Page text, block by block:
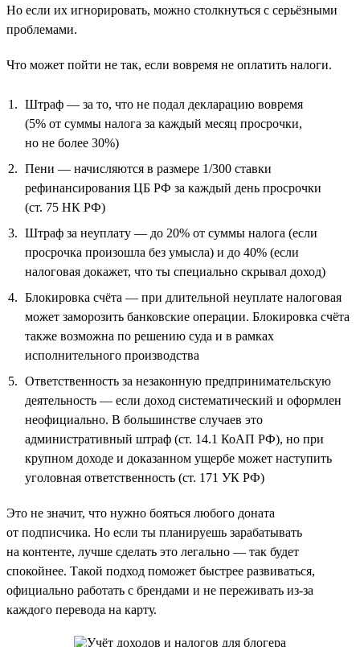
Но если их игнорировать, можно столкнуться с серьёзными
проблемами.
Что может пойти не так, если вовремя не оплатить налоги.
Штраф — за то, что не подал декларацию вовремя
(5% от суммы налога за каждый месяц просрочки,
но не более 30%)
Пени — начисляются в размере 1/300 ставки
рефинансирования ЦБ РФ за каждый день просрочки
(ст. 75 НК РФ)
Штраф за неуплату — до 20% от суммы налога (если
просрочка произошла без умысла) и до 40% (если
налоговая докажет, что ты специально скрывал доход)
Блокировка счёта — при длительной неуплате налоговая
может заморозить банковские операции. Блокировка счёта
также возможна по решению суда и в рамках
исполнительного производства
Ответственность за незаконную предпринимательскую
деятельность — если доход систематический и оформлен
неофициально. В большинстве случаев это
административный штраф (ст. 14.1 КоАП РФ), но при
крупном доходе и доказанном ущербе может наступить
уголовная ответственность (ст. 171 УК РФ)
Это не значит, что нужно бояться любого доната
от подписчика. Но если ты планируешь зарабатывать
на контенте, лучше сделать это легально — так будет
спокойнее. Такой подход поможет быстрее развиваться,
официально работать с брендами и не переживать из-за
каждого перевода на карту.